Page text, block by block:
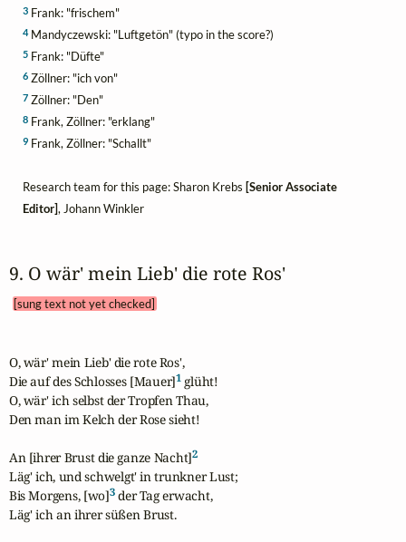
3Frank: "frischem"
4Mandyczewski: "Luftgetön" (typo in the score?)
5Frank: "Düfte"
6Zöllner: "ich von"
7Zöllner: "Den"
8Frank, Zöllner: "erklang"
9Frank, Zöllner: "Schallt"
Research team for this page: Sharon Krebs [Senior Associate
Editor], Johann Winkler
9. O wär' mein Lieb' die rote Ros'
[sung text not yet checked]
O, wär' mein Lieb' die rote Ros',
Die auf des Schlosses [Mauer]1 glüht!
O, wär' ich selbst der Tropfen Thau,
Den man im Kelch der Rose sieht!
An [ihrer Brust die ganze Nacht]2
Läg' ich, und schwelgt' in trunkner Lust;
Bis Morgens, [wo]3 der Tag erwacht,
Läg' ich an ihrer süßen Brust.